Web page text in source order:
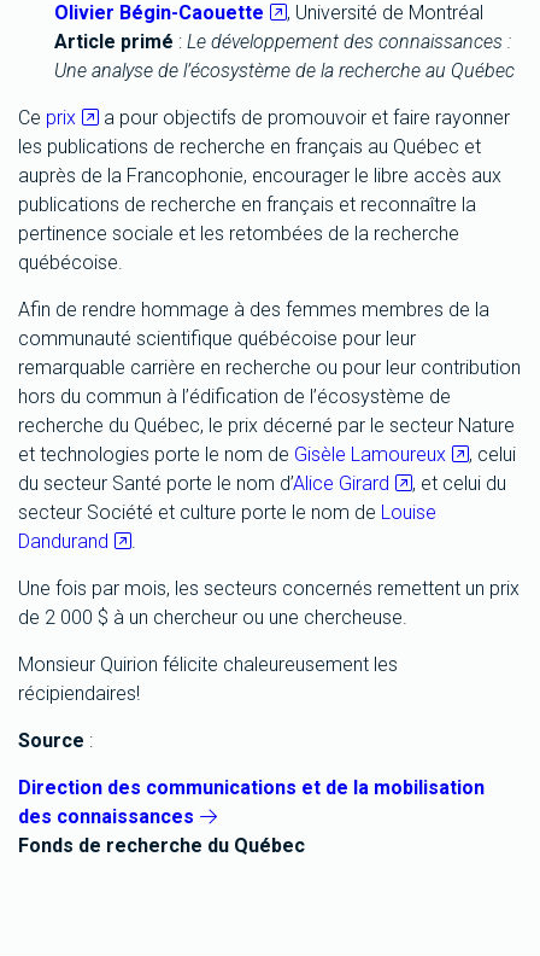
Olivier Bégin-Caouette
, Université de Montréal
Article primé : Le développement des connaissances :
Une analyse de l’écosystème de la recherche au Québec
Ce prix
a pour objectifs de promouvoir et faire rayonner
les publications de recherche en français au Québec et
auprès de la Francophonie, encourager le libre accès aux
publications de recherche en français et reconnaître la
pertinence sociale et les retombées de la recherche
québécoise.
Afin de rendre hommage à des femmes membres de la
communauté scientifique québécoise pour leur
remarquable carrière en recherche ou pour leur contribution
hors du commun à l’édification de l’écosystème de
recherche du Québec, le prix décerné par le secteur Nature
et technologies porte le nom de Gisèle Lamoureux
, celui
du secteur Santé porte le nom d’Alice Girard
, et celui du
secteur Société et culture porte le nom de Louise
Dandurand
.
Une fois par mois, les secteurs concernés remettent un prix
de 2 000 $ à un chercheur ou une chercheuse.
Monsieur Quirion félicite chaleureusement les
récipiendaires!
Source :
Direction des communications et de la mobilisation
des connaissances
Fonds de recherche du Québec